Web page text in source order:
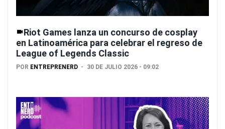
Riot Games lanza un concurso de cosplay
en Latinoamérica para celebrar el regreso de
League of Legends Classic
POR ENTREPRENERD 30 DE JULIO 2026 - 09:02